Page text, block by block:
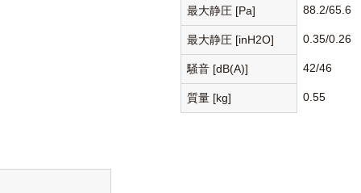
最大静圧 [Pa] 88.2/65.6
最大静圧 [inH2O] 0.35/0.26
騒音 [dB(A)] 42/46
質量 [kg] 0.55